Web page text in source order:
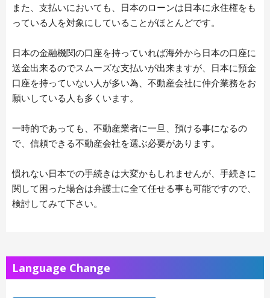
また、支払いにおいても、日本のローンは日本に永住権をも
っている人を対象にしていることがほとんどです。
日本の金融機関の口座を持っていれば海外から日本の口座に
送金出来るのでスムーズな支払いが出来ますが、日本に預金
口座を持っていない人が多い為、不動産会社に仲介業務をお
願いしている人も多くいます。
一時的であっても、不動産業者に一旦、預ける事になるの
で、信頼できる不動産会社を選ぶ必要があります。
慣れない日本での手続きは大変かもしれませんが、手続きに
関して困った場合は弁護士に全て任せる事も可能ですので、
検討してみて下さい。
Language Change